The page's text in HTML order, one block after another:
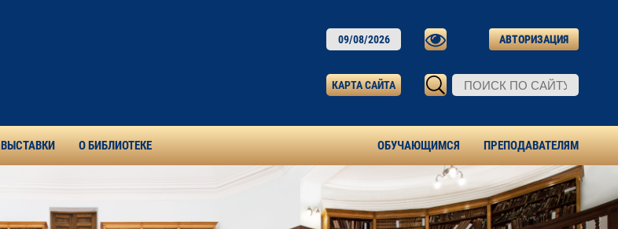
09/08/2026
КАРТА САЙТА
АВТОРИЗАЦИЯ
ВЫСТАВКИ О БИБЛИОТЕКЕ ОБУЧАЮЩИМСЯ ПРЕПОДАВАТЕЛЯМ